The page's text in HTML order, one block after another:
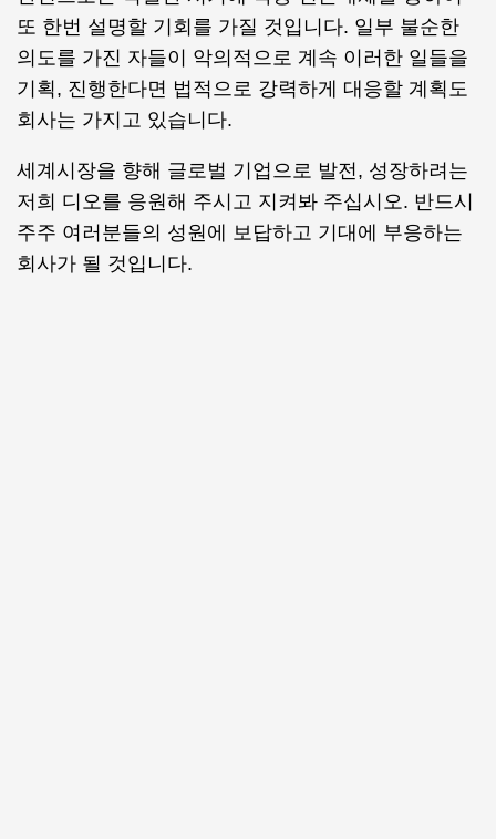
또 한번 설명할 기회를 가질 것입니다. 일부 불순한
의도를 가진 자들이 악의적으로 계속 이러한 일들을
기획, 진행한다면 법적으로 강력하게 대응할 계획도
회사는 가지고 있습니다.
세계시장을 향해 글로벌 기업으로 발전, 성장하려는
저희 디오를 응원해 주시고 지켜봐 주십시오. 반드시
주주 여러분들의 성원에 보답하고 기대에 부응하는
회사가 될 것입니다.